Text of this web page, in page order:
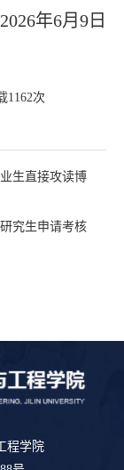
2026年6月9日
1162次
生直接攻读博
究生申请考核
程学院